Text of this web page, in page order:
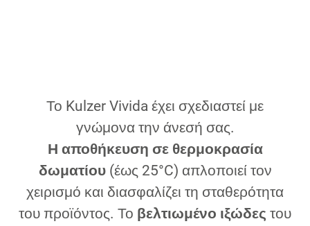
Το Kulzer Vivida έχει σχεδιαστεί με
γνώμονα την άνεσή σας.
Η αποθήκευση σε θερμοκρασία
δωματίου(έως 25°C) απλοποιεί τον
χειρισμό και διασφαλίζει τη σταθερότητα
του προϊόντος. Το βελτιωμένο ιξώδες του